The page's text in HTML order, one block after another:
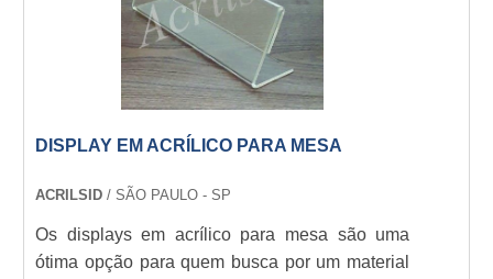
brinquedos, roupas, entre outros.
DISPLAY EM ACRÍLICO PARA MESA
ACRILSID/ SÃO PAULO - SP
Os displays em acrílico para mesa são uma
ótima opção para quem busca por um material